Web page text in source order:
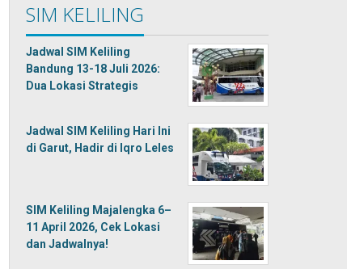
SIM KELILING
Jadwal SIM Keliling
Bandung 13-18 Juli 2026:
Dua Lokasi Strategis
Jadwal SIM Keliling Hari Ini
di Garut, Hadir di Iqro Leles
SIM Keliling Majalengka 6–
11 April 2026, Cek Lokasi
dan Jadwalnya!